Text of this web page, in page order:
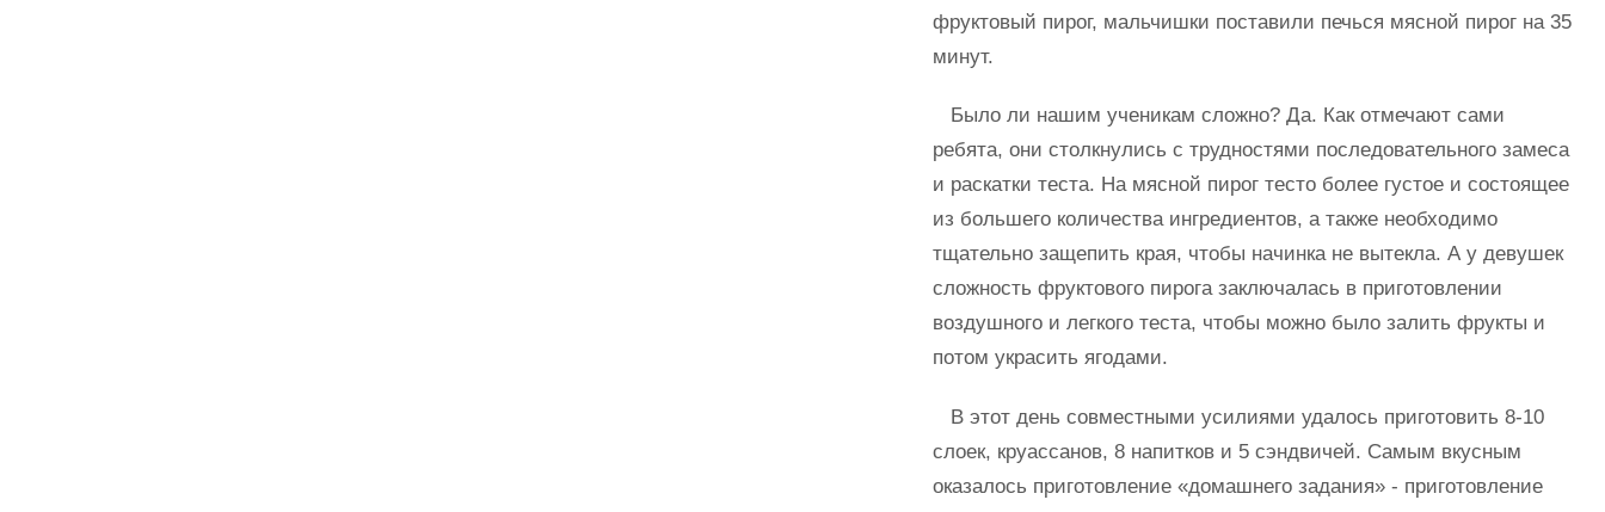
фруктовый пирог, мальчишки поставили печься мясной пирог на 35
минут.
Было ли нашим ученикам сложно? Да. Как отмечают сами
ребята, они столкнулись с трудностями последовательного замеса
и раскатки теста. На мясной пирог тесто более густое и состоящее
из большего количества ингредиентов, а также необходимо
тщательно защепить края, чтобы начинка не вытекла. А у девушек
сложность фруктового пирога заключалась в приготовлении
воздушного и легкого теста, чтобы можно было залить фрукты и
потом украсить ягодами.
В этот день совместными усилиями удалось приготовить 8-10
слоек, круассанов, 8 напитков и 5 сэндвичей. Самым вкусным
оказалось приготовление «домашнего задания» - приготовление